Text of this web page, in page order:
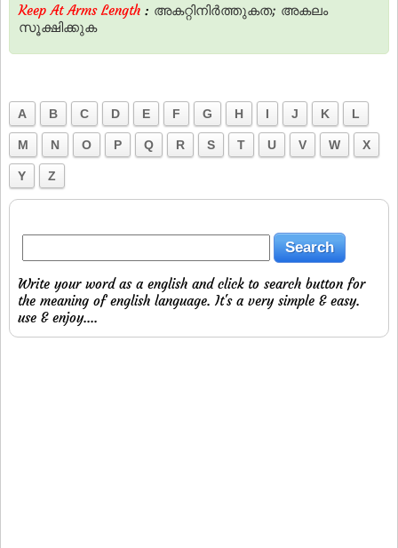
Keep At Arms Length : അകറ്റിനിര്‍ത്തുകത; അകലം
സൂക്ഷിക്കുക
A B C D E F G H I J K L
M N O P Q R S T U V W X
Y Z
Write your word as a english and click to search button for
the meaning of english language. It's a very simple & easy.
use & enjoy....